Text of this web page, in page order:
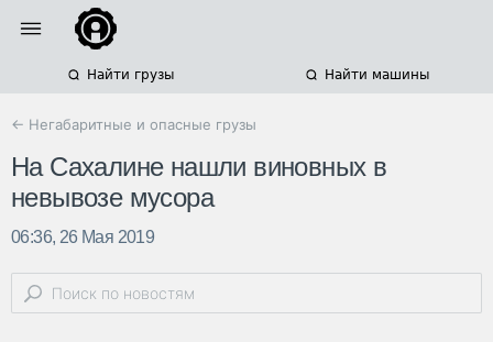
Найти грузы Найти машины
← Негабаритные и опасные грузы
На Сахалине нашли виновных в
невывозе мусора
06:36, 26 Мая 2019